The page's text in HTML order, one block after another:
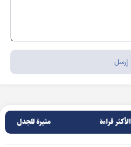
الأکثر قراءة مثيرة للجدل